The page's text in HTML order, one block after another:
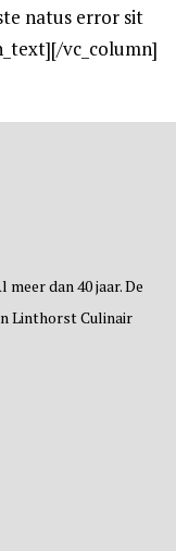
natus error sit
vc_column]
dan 40 jaar. De
Linthorst Culinair